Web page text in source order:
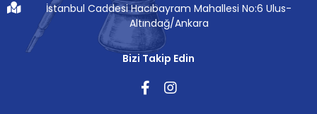
İstanbul Caddesi Hacıbayram Mahallesi No:6 Ulus-
Altındağ/Ankara
Bizi Takip Edin